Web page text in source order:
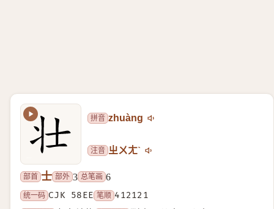
拼音 zhuàng
注音 ㄓㄨㄤˋ
部首 士 部外 3 总笔画 6
统一码 CJK 58EE 笔顺 412121